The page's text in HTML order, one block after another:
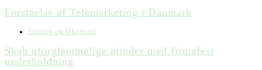
Forståelse af Telemarketing i Danmark
Service og Økonomi
Skab uforglemmelige minder med firmafest
underholdning